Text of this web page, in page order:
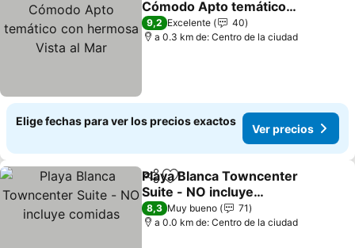
Cómodo Apto temático
con hermosa Vista al Mar
9,2 Excelente
40
a 0.3 km de: Centro de la ciudad
Elige fechas para ver los precios exactos
Ver precios
CompartirAgregar a favoritos
Playa Blanca Towncenter
Suite - NO incluye
comidas
8,3 Muy bueno
71
a 0.0 km de: Centro de la ciudad